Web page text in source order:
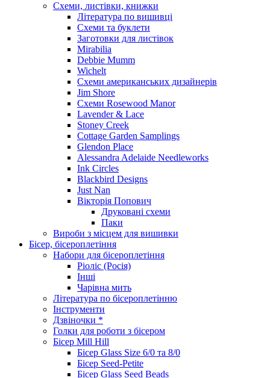
Схеми, листівки, книжки
Література по вишивці
Схеми та буклети
Заготовки для листівок
Mirabilia
Debbie Mumm
Wichelt
Схеми американських дизайнерів
Jim Shore
Cхеми Rosewood Manor
Lavender & Lace
Stoney Creek
Cottage Garden Samplings
Glendon Place
Alessandra Adelaide Needleworks
Ink Circles
Blackbird Designs
Just Nan
Вікторія Попович
Друковані схеми
Паки
Вироби з місцем для вишивки
Бісер, бісероплетіння
Набори для бісероплетіння
Ріоліс (Росія)
Інші
Чарівна мить
Література по бісероплетінню
Інструменти
Дзвіночки *
Голки для роботи з бісером
Бісер Mill Hill
Бісер Glass Size 6/0 та 8/0
Бісер Seed-Petite
Бісер Glass Seed Beads